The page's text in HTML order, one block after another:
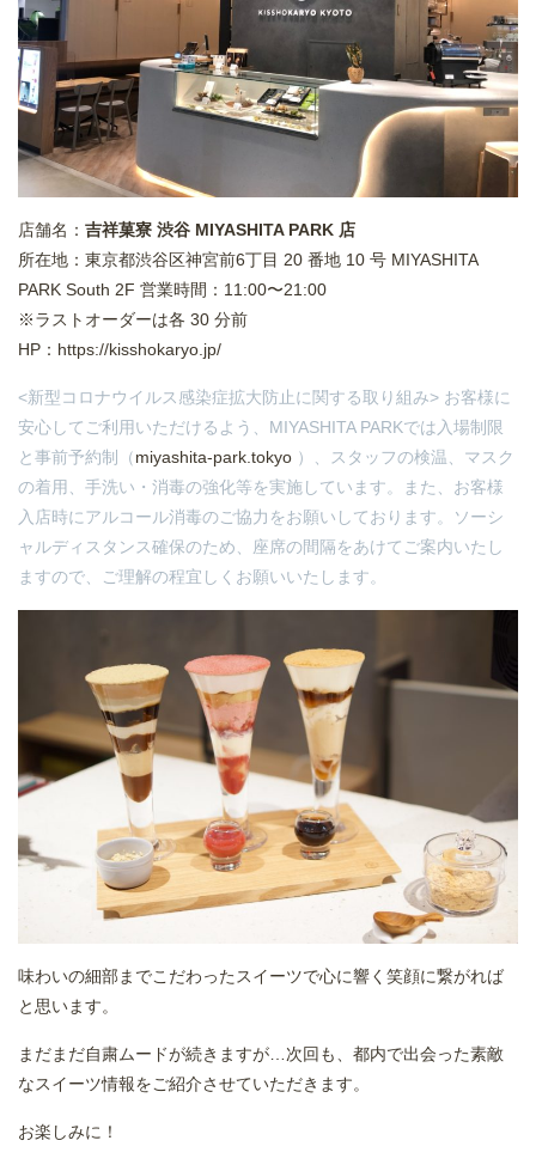
店舗名： 吉祥菓寮 渋谷 MIYASHITA PARK 店
所在地：東京都渋谷区神宮前6丁目 20 番地 10 号 MIYASHITA
PARK South 2F 営業時間：11:00〜21:00
※ラストオーダーは各 30 分前
HP： https://kisshokaryo.jp/
<新型コロナウイルス感染症拡大防止に関する取り組み> お客様に
安心してご利用いただけるよう、MIYASHITA PARKでは入場制限
と事前予約制（miyashita-park.tokyo ）、スタッフの検温、マスク
の着用、手洗い・消毒の強化等を実施しています。また、お客様
入店時にアルコール消毒のご協力をお願いしております。ソーシ
ャルディスタンス確保のため、座席の間隔をあけてご案内いたし
ますので、ご理解の程宜しくお願いいたします。
味わいの細部までこだわったスイーツで心に響く笑顔に繋がれば
と思います。
まだまだ自粛ムードが続きますが…次回も、都内で出会った素敵
なスイーツ情報をご紹介させていただきます。
お楽しみに！